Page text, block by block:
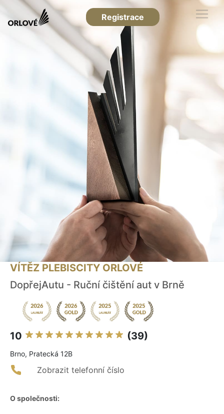
Registrace
VÍTĚZ PLEBISCITY ORLOVÉ
DopřejAutu - Ruční čištění aut v Brně
10 (39)
Brno, Pratecká 12B
Zobrazit telefonní číslo
O společnosti: